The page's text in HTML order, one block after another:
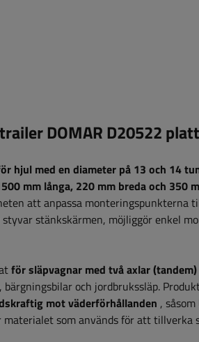
DOMAR D20522
hjul med en diameter på 13 och 14
mm långa, 220 mm breda och 350
att anpassa monteringspunkterna
stänkskärmen, möjliggör enkel
för släpvagnar med två axlar (tandem)
och jordbrukssläp.
mot väderförhållanden ,
som används för att tillverka